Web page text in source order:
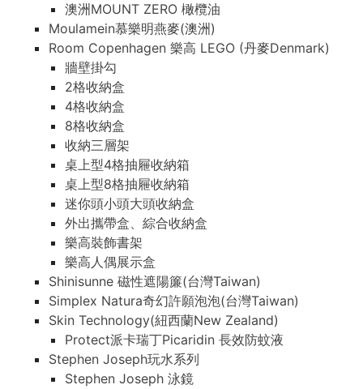
澳洲MOUNT ZERO 橄欖油
Moulamein慕樂明燕麥(澳洲)
Room Copenhagen 樂高 LEGO (丹麥Denmark)
牆壁掛勾
2格收納盒
4格收納盒
8格收納盒
收納三層架
桌上型4格抽屜收納箱
桌上型8格抽屜收納箱
迷你頭小頭大頭收納盒
外出攜帶盒、綜合收納盒
樂高裝飾書架
樂高人偶展示盒
Shinisunne 磁性遮陽簾(台灣Taiwan)
Simplex Natura奇幻許願泡泡(台灣Taiwan)
Skin Technology(紐西蘭New Zealand)
Protect派卡瑞丁Picaridin 長效防蚊液
Stephen Joseph玩水系列
Stephen Joseph 泳鏡